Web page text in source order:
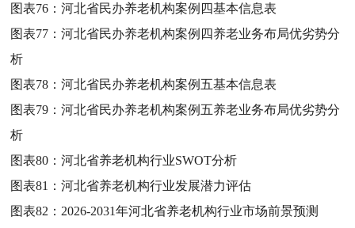
图表76：河北省民办养老机构案例四基本信息表
图表77：河北省民办养老机构案例四养老业务布局优劣势分
析
图表78：河北省民办养老机构案例五基本信息表
图表79：河北省民办养老机构案例五养老业务布局优劣势分
析
图表80：河北省养老机构行业SWOT分析
图表81：河北省养老机构行业发展潜力评估
图表82： 2026-2031年河北省养老机构行业市场前景预测